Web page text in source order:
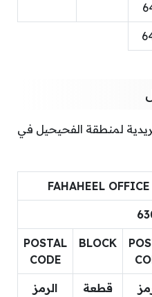
لمنطقة الفحيحيل في
BLOCK
POSTAL
CODE
قطعة
الرمز